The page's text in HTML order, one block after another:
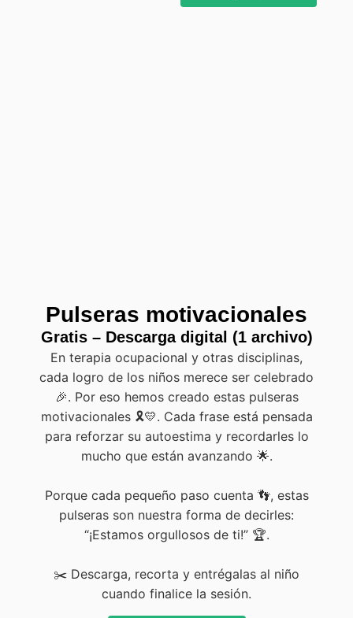
Pulseras motivacionales
Gratis – Descarga digital (1 archivo)
En terapia ocupacional y otras disciplinas,
cada logro de los niños merece ser celebrado
🎉. Por eso hemos creado estas pulseras
motivacionales 🎗️💛. Cada frase está pensada
para reforzar su autoestima y recordarles lo
mucho que están avanzando 🌟.
Porque cada pequeño paso cuenta 👣, estas
pulseras son nuestra forma de decirles:
“¡Estamos orgullosos de ti!” 🏆.
✂️ Descarga, recorta y entrégalas al niño
cuando finalice la sesión.